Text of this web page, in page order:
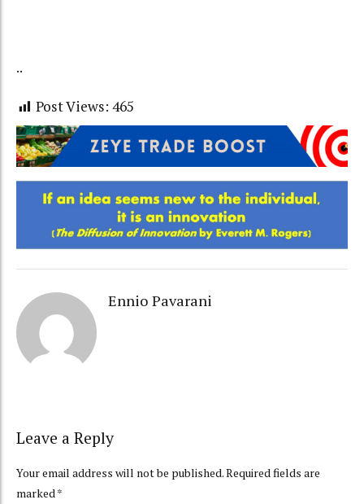
..
Post Views: 465
Ennio Pavarani
Leave a Reply
Your email address will not be published. Required fields are
marked *